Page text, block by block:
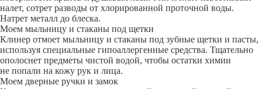
налет, сотрет разводы от хлорированной проточной воды.
Натрет металл до блеска.
Моем мыльницу и стаканы под щетки
Клинер отмоет мыльницу и стаканы под зубные щетки и пасты,
используя специальные гипоаллергенные средства. Тщательно
ополоснет предметы чистой водой, чтобы остатки химии
не попали на кожу рук и лица.
Моем дверные ручки и замок